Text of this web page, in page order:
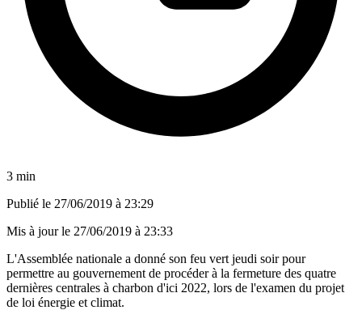
3 min
Publié le 27/06/2019 à 23:29
Mis à jour le 27/06/2019 à 23:33
L'Assemblée nationale a donné son feu vert jeudi soir pour
permettre au gouvernement de procéder à la fermeture des quatre
dernières centrales à charbon d'ici 2022, lors de l'examen du projet
de loi énergie et climat.